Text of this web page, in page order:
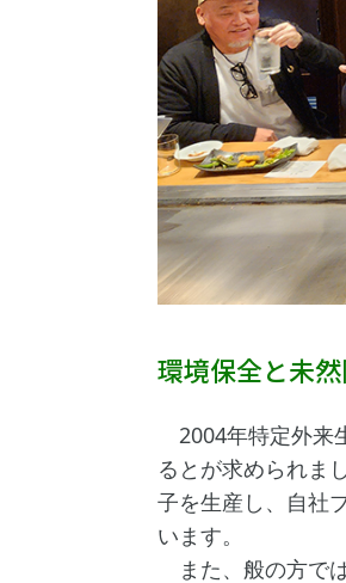
環境保全と未
2004年特定外来
るとが求められま
子を生産し、自社
います。
また、般の方で